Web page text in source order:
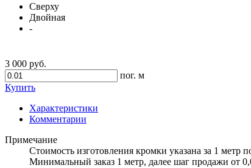
Сверху
Двойная
-
3 000 руб.
пог. м
Купить
Характеристики
Комментарии
Примечание
Стоимость изготовления кромки указана за 1 метр
Минимальный заказ 1 метр, далее шаг продажи от